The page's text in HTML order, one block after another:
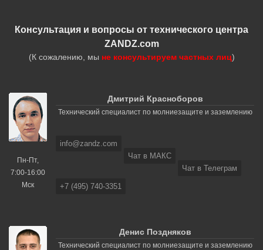
Консультация и вопросы от технического центра
ZANDZ.com
(К сожалению, мы не консультируем частных лиц)
Пн-Пт,
7:00-16:00
Мск
Дмитрий Красноборов
Технический специалист по молниезащите и заземлению
info@zandz.com
Чат в МАКС
Чат в Телеграм
+7 (495) 740-3351
Денис Поздняков
Технический специалист по молниезащите и заземлению